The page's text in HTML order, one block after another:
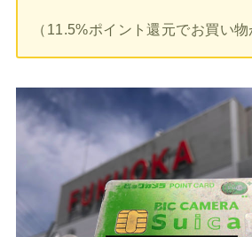
（11.5%ポイント還元でお買い物